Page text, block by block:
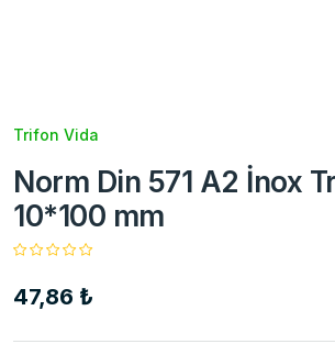
Trifon Vida
Norm Din 571 A2 İnox
10*100 mm
47,86 ₺